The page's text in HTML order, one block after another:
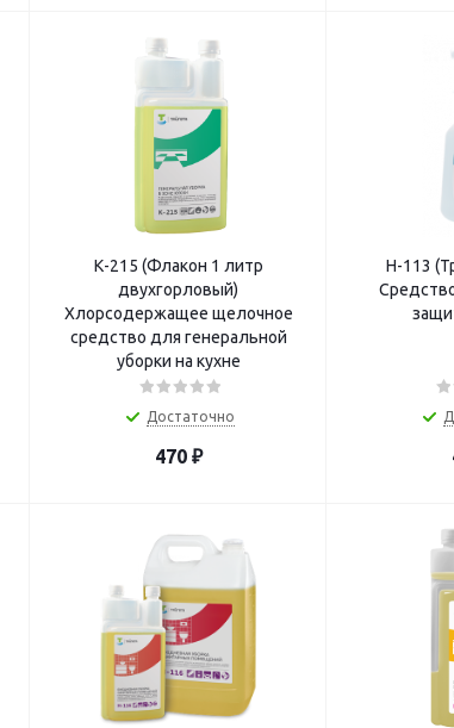
К-215 (Флакон 1 литр
двухгорловый)
Хлорсодержащее щелочное
средство для генеральной
уборки на кухне
Достаточно
470₽
Н-113